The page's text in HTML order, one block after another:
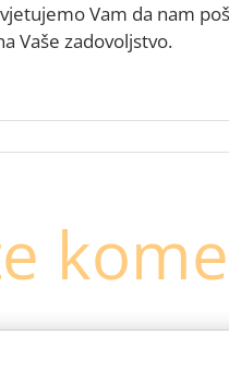
Vam da nam
Vaše zadovoljstvo.